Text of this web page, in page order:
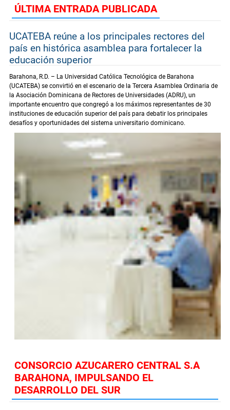
ÚLTIMA ENTRADA PUBLICADA
UCATEBA reúne a los principales rectores del
país en histórica asamblea para fortalecer la
educación superior
Barahona, R.D. – La Universidad Católica Tecnológica de Barahona
(UCATEBA) se convirtió en el escenario de la Tercera Asamblea Ordinaria de
la Asociación Dominicana de Rectores de Universidades (ADRU), un
importante encuentro que congregó a los máximos representantes de 30
instituciones de educación superior del país para debatir los principales
desafíos y oportunidades del sistema universitario dominicano.
CONSORCIO AZUCARERO CENTRAL S.A
BARAHONA, IMPULSANDO EL
DESARROLLO DEL SUR